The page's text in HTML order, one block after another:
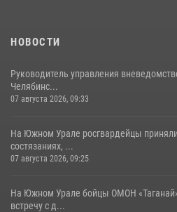
НОВОСТИ
Руководитель управления
Челябинс...
07 августа 2026, 09:33
На Южном Урале росгвардейцы
состязаниях, ...
07 августа 2026, 09:25
На Южном Урале бойцы ОМОН
встречу с д...